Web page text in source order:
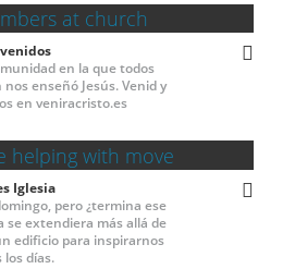
en la que todos
enseñó Jesús. Venid y
en veniracristo.es
Iglesia
pero ¿termina ese
se extendiera más allá de
edificio para inspirarnos
los días.